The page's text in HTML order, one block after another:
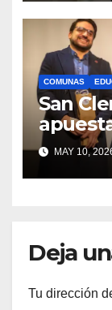
COMUNAS
San
MAY 10,
Deja
Tu dirección